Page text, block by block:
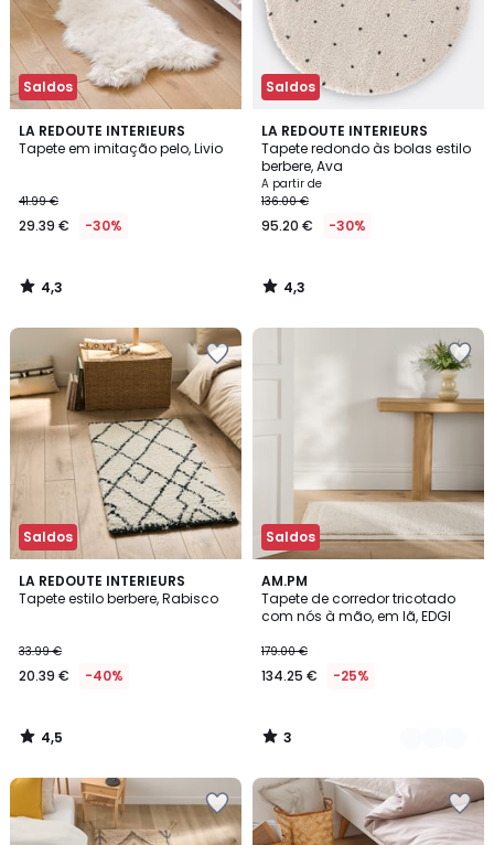
Saldos
LA REDOUTE INTERIEURS
Tapete em imitação pelo, Livio
41.99 €
29.39 € -30%
4,3
/ 5
4,3
/
Saldos
LA REDOUTE INTERIEURS
Tapete redondo às bolas estilo
berbere, Ava
A partir de
136.00 €
95.20 € -30%
4,3
/ 5
4,3
/
Saldos
LA REDOUTE INTERIEURS
Tapete estilo berbere, Rabisco
33.99 €
20.39 € -40%
4,5
/ 5
4,5
/
Saldos
AM.PM
Tapete de corredor tricotado
com nós à mão, em lã, EDGI
179.00 €
134.25 € -25%
3
/
5
2
Cores
3
/